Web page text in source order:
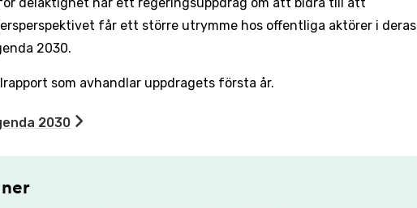
får ett större utrymme hos offentliga aktörer i deras
2030.
som avhandlar uppdragets första år.
2030